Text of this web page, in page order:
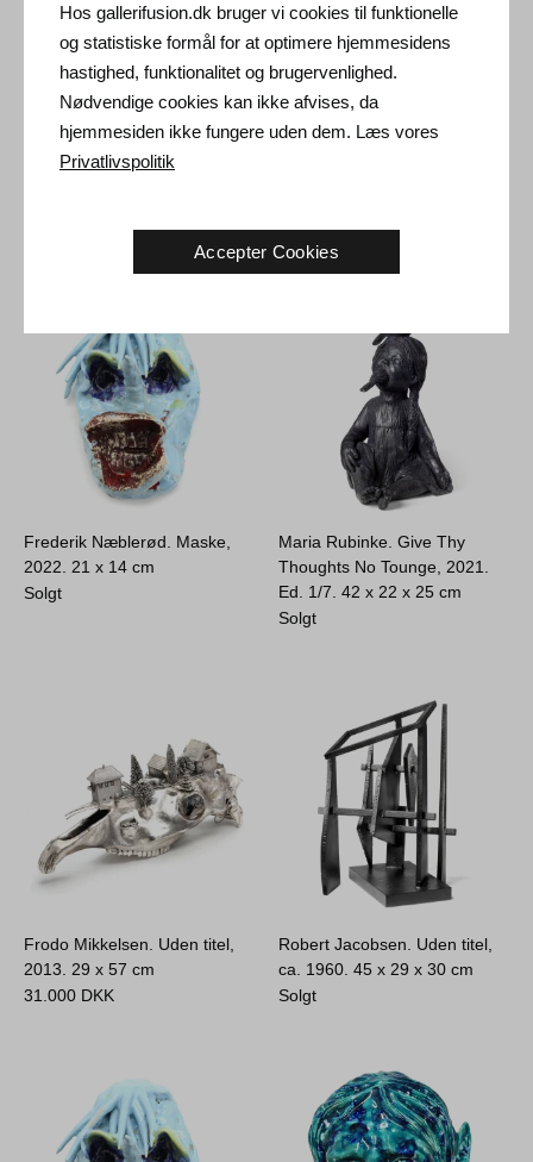
Frederik Næblerød. Uden titel,
Frederik Næblerød. Maske,
2022. 21 x 14 cm
Solgt
Maria Rubinke. Give Thy
Thoughts No Tounge, 2021.
Ed. 1/7.42 x 22 x 25 cm
Solgt
Frodo Mikkelsen. Uden titel,
2013. 29 x 57 cm
31.000 DKK
Robert Jacobsen. Uden titel,
ca. 1960.45 x 29 x 30 cm
Solgt
Hos gallerifusion.dk bruger vi cookies til funktionelle
og statistiske formål for at optimere hjemmesidens
hastighed, funktionalitet og brugervenlighed.
Nødvendige cookies kan ikke afvises, da
hjemmesiden ikke fungere uden dem. Læs vores
Privatlivspolitik
Accepter Cookies